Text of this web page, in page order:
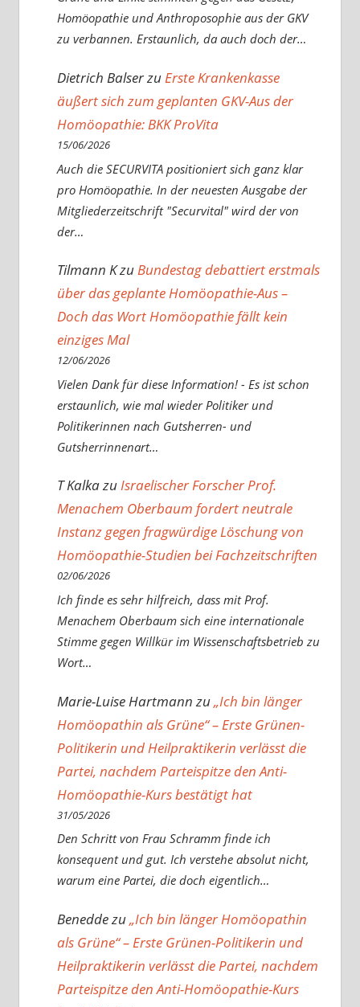
Homöopathie und Anthroposophie aus der GKV
zu verbannen. Erstaunlich, da auch doch der…
Dietrich BalserzuErste Krankenkasse
äußert sich zum geplanten GKV-Aus der
Homöopathie: BKK ProVita
15/06/2026
Auch die SECURVITA positioniert sich ganz klar
pro Homöopathie. In der neuesten Ausgabe der
Mitgliederzeitschrift "Securvital" wird der von
der…
Tilmann KzuBundestag debattiert erstmals
über das geplante Homöopathie-Aus –
Doch das Wort Homöopathie fällt kein
einziges Mal
12/06/2026
Vielen Dank für diese Information! - Es ist schon
erstaunlich, wie mal wieder Politiker und
Politikerinnen nach Gutsherren- und
Gutsherrinnenart…
T KalkazuIsraelischer Forscher Prof.
Menachem Oberbaum fordert neutrale
Instanz gegen fragwürdige Löschung von
Homöopathie-Studien bei Fachzeitschriften
02/06/2026
Ich finde es sehr hilfreich, dass mit Prof.
Menachem Oberbaum sich eine internationale
Stimme gegen Willkür im Wissenschaftsbetrieb zu
Wort…
Marie-Luise Hartmannzu„Ich bin länger
Homöopathin als Grüne“ – Erste Grünen-
Politikerin und Heilpraktikerin verlässt die
Partei, nachdem Parteispitze den Anti-
Homöopathie-Kurs bestätigt hat
31/05/2026
Den Schritt von Frau Schramm finde ich
konsequent und gut. Ich verstehe absolut nicht,
warum eine Partei, die doch eigentlich…
Beneddezu„Ich bin länger Homöopathin
als Grüne“ – Erste Grünen-Politikerin und
Heilpraktikerin verlässt die Partei, nachdem
Parteispitze den Anti-Homöopathie-Kurs